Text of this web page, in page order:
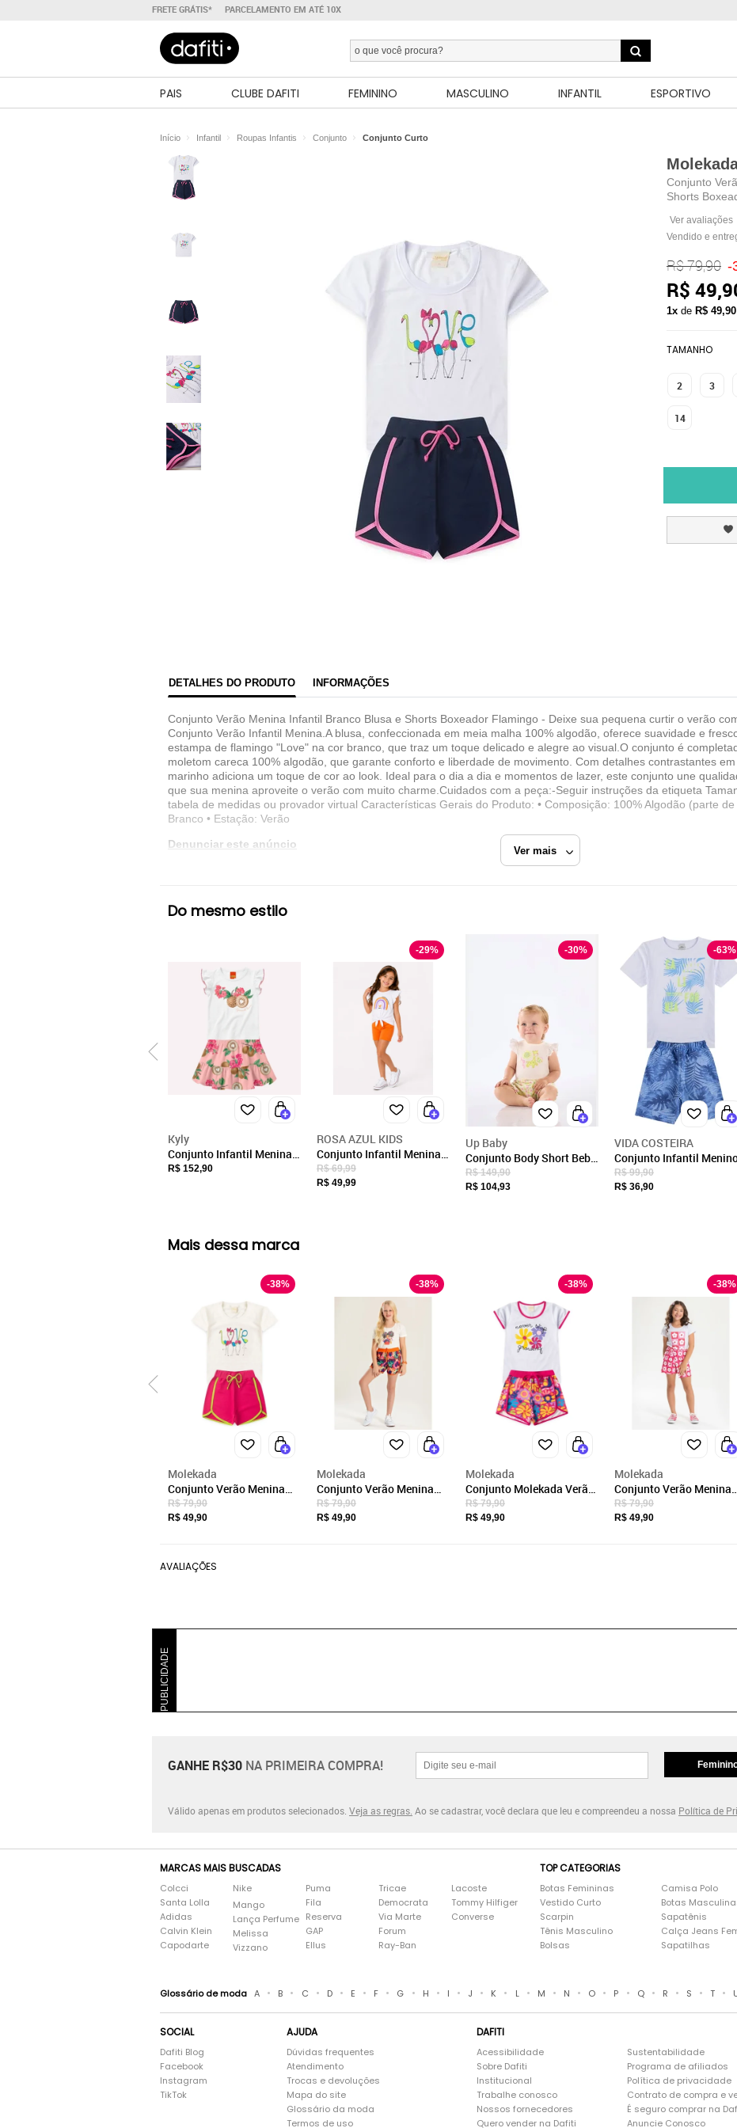
FRETE GRÁTIS* PARCELAMENTO EM ATÉ 10X
PAIS CLUBE DAFITI FEMININO MASCULINO INFANTIL ESPORTIVO
Início Infantil Roupas Infantis Conjunto Conjunto Curto
Fechar
Conjunto
Shorts
Ver avaliações
Vendido e
MOLEKADA
Razão Social
CONFECÇÕES MANGEL LTDA EPP
CNPJ
81.873.226/0001-07
Endereço
RUA GERAL BATEIAS, 27
GASPAR, SC/SC
CEP: 89110-000
R$ 79,90 -
R$
1xde R$ 49,90
TAMANHO
2 3
14
DETALHES DO PRODUTO INFORMAÇÕES
Ver mais
Conjunto Verão Menina Infantil Branco Blusa e Shorts Boxeador Flamingo - Deixe sua pequena curtir o verão
Conjunto Verão Infantil Menina.A blusa, confeccionada em meia malha 100% algodão, oferece suavidade e
estampa de flamingo "Love" na cor branco, que traz um toque delicado e alegre ao visual.O conjunto é
moletom careca 100% algodão, que garante conforto e liberdade de movimento. Com detalhes contrastantes
marinho adiciona um toque de cor ao look. Ideal para o dia a dia e momentos de lazer, este conjunto une
que sua menina aproveite o verão com muito charme.Cuidados com a peça:-Seguir instruções da etiqueta
tabela de medidas ou provador virtual Características Gerais do Produto: • Composição: 100% Algodão (parte de
Branco • Estação: Verão
Denunciar este anúncio
VER MAIS
Do mesmo estilo
Kyly
Conjunto Infantil Menina
com Strass Kyly
R$ 152,90
-29%
ROSA AZUL KIDS
Conjunto Infantil Menina
Verão Rainbow Love Iaia
R$ 69,99
R$ 49,99
-30%
Up Baby
Conjunto Body Short Bebê
Menina Up Baby Branco
R$ 149,90
R$ 104,93
-63%
VIDA COSTEIRA
Conjunto Infantil
Ribana Folhagem Branco
R$ 99,90
R$ 36,90
Mais dessa marca
-38%
Molekada
Conjunto Verão Menina
Infantil Natural Blusa e
Shorts Boxeador Flamingo
R$ 79,90
R$ 49,90
-38%
Molekada
Conjunto Verão Menina
Natural Blusa T-shirt e
Shorts Boxeador Garota
R$ 79,90
R$ 49,90
-38%
Molekada
Conjunto Molekada Verão
Menina Branco Blusa e
Shorts Boxeador
R$ 79,90
R$ 49,90
-38%
Molekada
Conjunto Verão Menina
Branco Blusa e Shorts
Saia Flores Pop
R$ 79,90
R$ 49,90
AVALIAÇÕES
PUBLICIDADE
GANHE R$30 NA PRIMEIRA COMPRA!
Válido apenas em produtos selecionados. Veja as regras. Ao se cadastrar, você declara que leu e compreendeu a nossa Política de
MARCAS MAIS BUSCADAS
Colcci
Santa Lolla
Adidas
Calvin Klein
Capodarte
Nike
Mango
Lança Perfume
Melissa
Vizzano
Puma
Fila
Reserva
GAP
Ellus
Tricae
Democrata
Via Marte
Forum
Ray-Ban
Lacoste
Tommy Hilfiger
Converse
TOP CATEGORIAS
Botas Femininas
Vestido Curto
Scarpin
Tênis Masculino
Bolsas
Camisa Polo
Botas
Sapatênis
Calça Jeans
Sapatilhas
Glossário de moda A • B • C • D • E • F • G • H • I • J • K • L • M • N • O • P • Q • R • S • T •
SOCIAL
Dafiti Blog
Facebook
Instagram
TikTok
AJUDA
Dúvidas frequentes
Atendimento
Trocas e devoluções
Mapa do site
Glossário da moda
Termos de uso
DAFITI
Acessibilidade
Sobre Dafiti
Institucional
Trabalhe conosco
Nossos fornecedores
Quero vender na Dafiti
Sustentabilidade
Programa de afiliados
Política de privacidade
Contrato de compra e
É seguro comprar na
Anuncie Conosco